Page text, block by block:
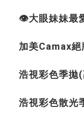
👁大眼妹妹最
加美Camax
浩視彩色季拋
浩視彩色散光